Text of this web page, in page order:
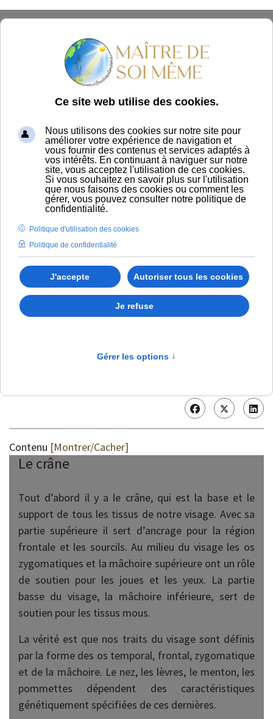
Ne plus blâmer la peau
Contenu [Montrer/Cacher]
Le crâne
Tout d’abord il y a le crâne, qui est la base et le
support de tous les tissus de notre visage. Avec sa
partie supérieure il sert d’ancrage pour la région
frontale et les sourcils. Au milieu du visage les os
zygomatiques et la mâchoire supérieure ont un rôle
de soutien pour les joues et les yeux. La partie
basse du visage, la mâchoire inférieure, sert de
soutien pour les tissus mous.
La vérité est que nos traits du visage sont définis
par la forme des os temporal, frontal, zygomatique
et de la mâchoire. Le nez, les lèvres, le menton, les
pommettes dépendent des caractéristiques
génétiquement spécifiées de ces dernières.